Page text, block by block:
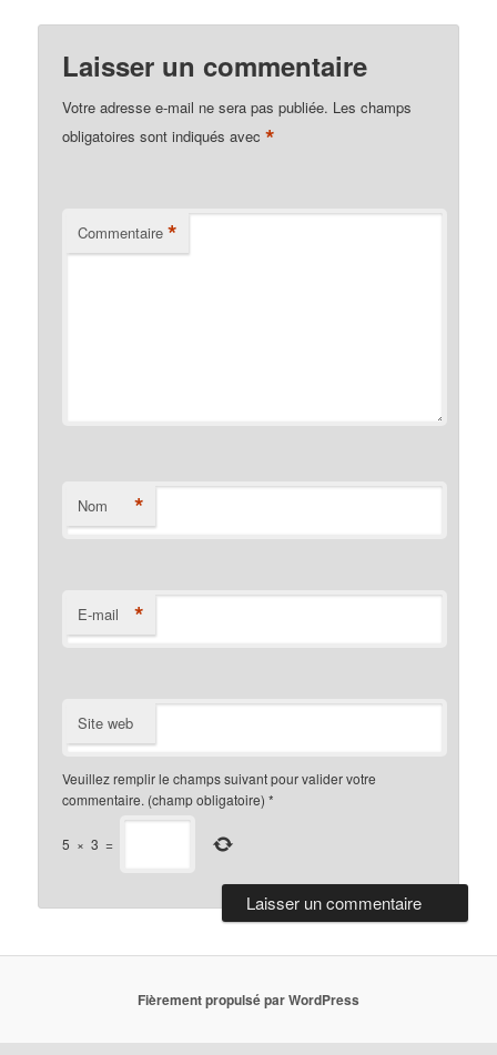
Laisser un commentaire
Votre adresse e-mail ne sera pas publiée. Les champs
obligatoires sont indiqués avec*
Commentaire *
Nom *
E-mail *
Site web
Veuillez remplir le champs suivant pour valider votre
commentaire. (champ obligatoire) *
5 × 3 =
Fièrement propulsé par WordPress